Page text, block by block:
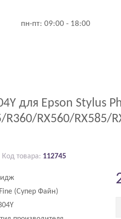
пн-пт: 09:00 - 18:00
для Epson Stylus
R360/RX560/RX585/
Код товара: 112745
(Супер Файн)